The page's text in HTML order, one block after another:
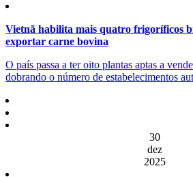
Vietnã habilita mais quatro frigoríficos
exportar carne bovina
O país passa a ter oito plantas aptas a
dobrando o número de estabelecimentos
30
dez
2025